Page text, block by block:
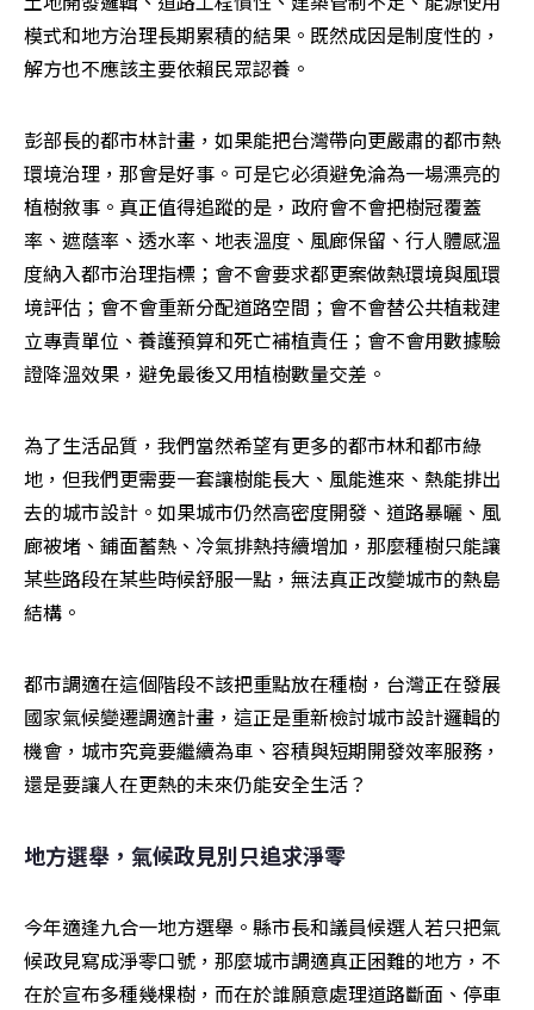
模式和地方治理長期累積的結果。既然成因是制度性的，
解方也不應該主要依賴民眾認養。
彭部長的都市林計畫，如果能把台灣帶向更嚴肅的都市熱
環境治理，那會是好事。可是它必須避免淪為一場漂亮的
植樹敘事。真正值得追蹤的是，政府會不會把樹冠覆蓋
率、遮蔭率、透水率、地表溫度、風廊保留、行人體感溫
度納入都市治理指標；會不會要求都更案做熱環境與風環
境評估；會不會重新分配道路空間；會不會替公共植栽建
立專責單位、養護預算和死亡補植責任；會不會用數據驗
證降溫效果，避免最後又用植樹數量交差。
為了生活品質，我們當然希望有更多的都市林和都市綠
地，但我們更需要一套讓樹能長大、風能進來、熱能排出
去的城市設計。如果城市仍然高密度開發、道路暴曬、風
廊被堵、鋪面蓄熱、冷氣排熱持續增加，那麼種樹只能讓
某些路段在某些時候舒服一點，無法真正改變城市的熱島
結構。
都市調適在這個階段不該把重點放在種樹，台灣正在發展
國家氣候變遷調適計畫，這正是重新檢討城市設計邏輯的
機會，城市究竟要繼續為車、容積與短期開發效率服務，
還是要讓人在更熱的未來仍能安全生活？
地方選舉，氣候政見別只追求淨零
今年適逢九合一地方選舉。縣市長和議員候選人若只把氣
候政見寫成淨零口號，那麼城市調適真正困難的地方，不
在於宣布多種幾棵樹，而在於誰願意處理道路斷面、停車